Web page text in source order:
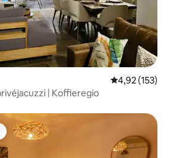
Gemiddelde
4,92 (153)
| Koffieregio